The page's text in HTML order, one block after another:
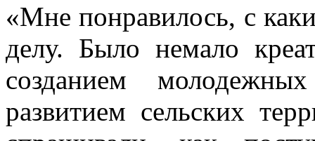
«Мне понравилось, с
делу. Было немало
созданием
развитием сельских